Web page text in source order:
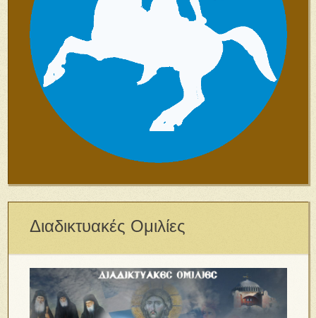
Διαδικτυακές Ομιλίες